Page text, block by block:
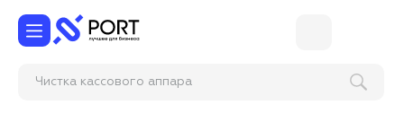
Чистка кассового апп